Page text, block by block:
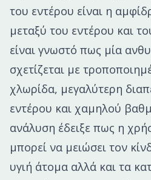
του εντέρου είναι η
μεταξύ του εντέρου και
είναι γνωστό πως μία
σχετίζεται με
χλωρίδα, μεγαλύτερη
εντέρου και χαμηλού
ανάλυση έδειξε πως η
μπορεί να μειώσει τον
υγιή άτομα αλλά και τα